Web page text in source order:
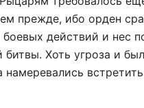
прежде, ибо орден
действий и нес
Хоть угроза и
намеревались